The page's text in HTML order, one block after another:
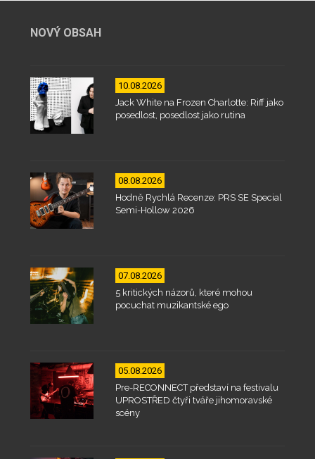
NOVÝ OBSAH
10.08.2026
Jack White na Frozen Charlotte: Riff jako
posedlost, posedlost jako rutina
08.08.2026
Hodně Rychlá Recenze: PRS SE Special
Semi-Hollow 2026
07.08.2026
5 kritických názorů, které mohou
pocuchat muzikantské ego
05.08.2026
Pre-RECONNECT představí na festivalu
UPROSTŘED čtyři tváře jihomoravské
scény